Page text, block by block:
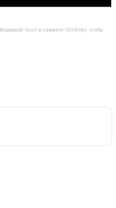
текст и нажмите Ctrl+Enter, чтобы